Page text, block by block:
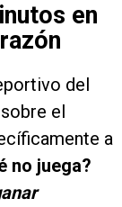
en
del
el
a
no juega?